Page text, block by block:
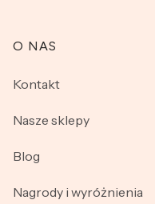
Linki w stopce
O NAS
Kontakt
Nasze sklepy
Blog
Nagrody i wyróżnienia